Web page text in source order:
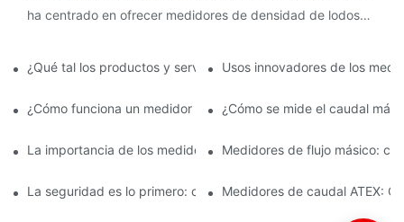
ha centrado en ofrecer medidores de densidad de lodos
fabricado con...
¿Qué tal los productos y servicios de Sincerity Group?
Usos innovadores de los
¿Cómo funciona un medidor de caudal Coriolis?
¿Cómo se mide el caudal
La importancia de los medidores de flujo másico en la
Medidores de flujo másico:
La seguridad es lo primero: comprensión de los caudalímetros
Medidores de caudal ATEX: